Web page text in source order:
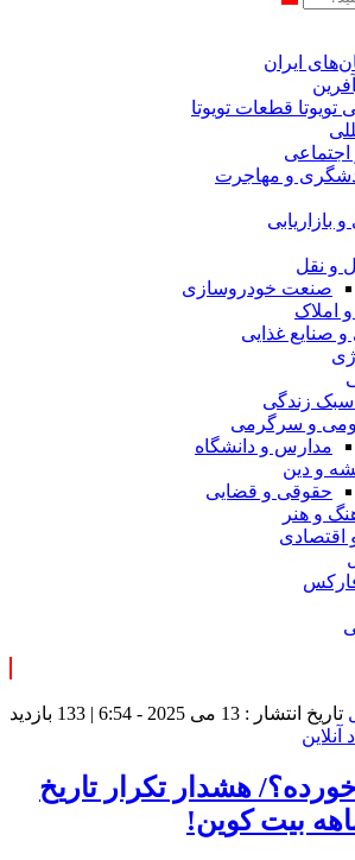
ایران
تویوتا قطعات تویوتا
و مهاجرت
بازاریابی
و نقل
صنعت خودروسازی
املاک
صنایع غذایی
سبک زندگی
و سرگرمی
مدارس و دانشگاه
و دین
حقوقی و قضایی
و هنر
اقتصادی
تاریخ انتشار : 13 می 2025 - 6:54 |
133 بازدید
آنلاین
خورده؟/ هشدار تکرار تاریخ
بیت‌ کوین!